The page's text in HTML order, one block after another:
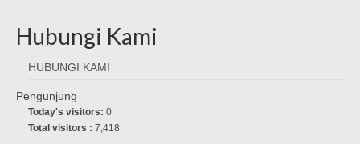
Hubungi Kami
HUBUNGI KAMI
Pengunjung
Today's visitors: 0
Total visitors : 7,418